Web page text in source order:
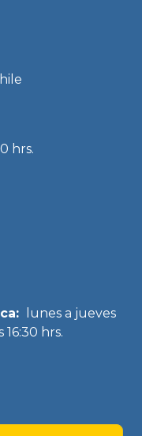
hrs.
lunes a jueves
16:30 hrs.